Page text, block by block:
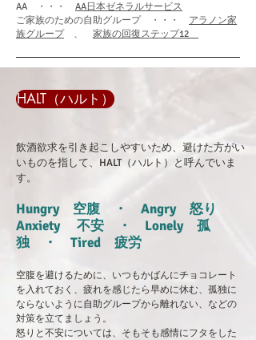
AA ・・・ AA日本ゼネラルサービス
ご家族のための自助グループ ・・・ アラノン家
族グループ、 家族の回復ステップ12
HALT（ハルト）
飲酒欲求を引き起こしやすいため、避けた方がい
いものを指して、HALT（ハルト）と呼んでいま
す。
Hungry 空腹 ・ Angry 怒り
Anxiety 不安 ・ Lonely 孤
独 ・ Tired 疲労
空腹を避けるために、いつもかばんにチョコレート
を入れておく、疲れを感じたら早めに休む、孤独に
ならないように自助グループから離れない、などの
対策を立てましょう。
怒りと不安については、そもそも感情にフタをした